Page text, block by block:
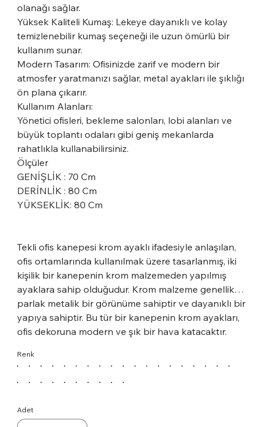
olanağı sağlar.
Yüksek Kaliteli Kumaş: Lekeye dayanıklı ve kolay
temizlenebilir kumaş seçeneği ile uzun ömürlü bir
kullanım sunar.
Modern Tasarım: Ofisinizde zarif ve modern bir
atmosfer yaratmanızı sağlar, metal ayakları ile şıklığı
ön plana çıkarır.
Kullanım Alanları:
Yönetici ofisleri, bekleme salonları, lobi alanları ve
büyük toplantı odaları gibi geniş mekanlarda
rahatlıkla kullanabilirsiniz.
Ölçüler
GENİŞLİK : 70 Cm
DERİNLİK : 80 Cm
YÜKSEKLİK: 80 Cm
Tekli ofis kanepesi krom ayaklı ifadesiyle anlaşılan,
ofis ortamlarında kullanılmak üzere tasarlanmış, iki
kişilik bir kanepenin krom malzemeden yapılmış
ayaklara sahip olduğudur. Krom malzeme genellikle
parlak metalik bir görünüme sahiptir ve dayanıklı bir
yapıya sahiptir. Bu tür bir kanepenin krom ayakları,
ofis dekoruna modern ve şık bir hava katacaktır.
ömürlüdür. İkili ofis kanepesi krom ayaklı, ofis
Renk
Adet